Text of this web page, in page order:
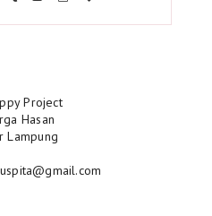
Project
Hasan
Lampung